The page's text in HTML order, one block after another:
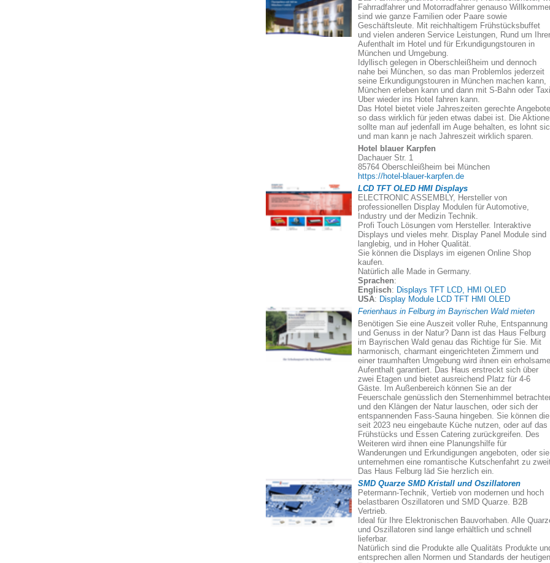
Fahrradfahrer und Motorradfahrer genauso
sind wie ganze Familien oder Paare sowie
Geschäftsleute. Mit reichhaltigem Frühstücksbuffet
und vielen anderen Service Leistungen, Rund um
Aufenthalt im Hotel und für Erkundigungstouren in
München und Umgebung.
Idyllisch gelegen in Oberschleißheim und dennoch
nahe bei München, so das man Problemlos jederzeit
seine Erkundigungstouren in München machen kann,
München erleben kann und dann mit S-Bahn oder
Uber wieder ins Hotel fahren kann.
Das Hotel bietet viele Jahreszeiten gerechte
so dass wirklich für jeden etwas dabei ist. Die
sollte man auf jedenfall im Auge behalten, es lohnt
und man kann je nach Jahreszeit wirklich sparen.
Hotel blauer Karpfen
Dachauer Str. 1
85764 Oberschleißheim bei München
https://hotel-blauer-karpfen.de
LCD TFT OLED HMI Displays
ELECTRONIC ASSEMBLY, Hersteller von
professionellen Display Modulen für Automotive,
Industry und der Medizin Technik.
Profi Touch Lösungen vom Hersteller. Interaktive
Displays und vieles mehr. Display Panel Module sind
langlebig, und in Hoher Qualität.
Sie können die Displays im eigenen Online Shop
kaufen.
Natürlich alle Made in Germany.
Sprachen:
Englisch: Displays TFT LCD, HMI OLED
USA: Display Module LCD TFT HMI OLED
Ferienhaus in Felburg im Bayrischen Wald mieten
Benötigen Sie eine Auszeit voller Ruhe, Entspannung
und Genuss in der Natur? Dann ist das Haus Felburg
im Bayrischen Wald genau das Richtige für Sie. Mit
harmonisch, charmant eingerichteten Zimmern und
einer traumhaften Umgebung wird ihnen ein
Aufenthalt garantiert. Das Haus erstreckt sich über
zwei Etagen und bietet ausreichend Platz für 4-6
Gäste. Im Außenbereich können Sie an der
Feuerschale genüsslich den Sternenhimmel
und den Klängen der Natur lauschen, oder sich der
entspannenden Fass-Sauna hingeben. Sie können die
seit 2023 neu eingebaute Küche nutzen, oder auf das
Frühstücks und Essen Catering zurückgreifen. Des
Weiteren wird ihnen eine Planungshilfe für
Wanderungen und Erkundigungen angeboten, oder sie
unternehmen eine romantische Kutschenfahrt zu
Das Haus Felburg läd Sie herzlich ein.
SMD Quarze SMD Kristall und Oszillatoren
Petermann-Technik, Vertieb von modernen und hoch
belastbaren Oszillatoren und SMD Quarze. B2B
Vertrieb.
Ideal für Ihre Elektronischen Bauvorhaben. Alle
und Oszillatoren sind lange erhältlich und schnell
lieferbar.
Natürlich sind die Produkte alle Qualitäts Produkte
entsprechen allen Normen und Standards der heutigen